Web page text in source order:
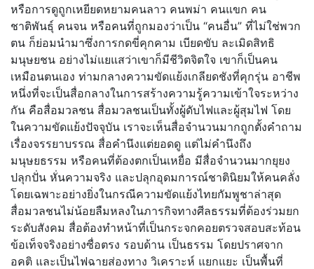
หรือการดูถูกเหยียดหยามคนลาว คนพม่า คนแขก คน
ชาติพันธุ์ คนจน หรือคนที่ถูกมองว่าเป็น “คนอื่น” ที่ไม่ใช่พวก
ตน ก็ย่อมนำมาซึ่งการกดขี่คุกคาม เบียดขับ ละเมิดสิทธิ
มนุษยชน อย่างไม่แยแสว่าเขาก็มีชีวิตจิตใจ เขาก็เป็นคน
เหมือนตนเอง ท่ามกลางความขัดแย้งเกลียดชังที่คุกรุ่น อาชีพ
หนึ่งที่จะเป็นสื่อกลางในการสร้างความรู้ความเข้าใจระหว่าง
กัน คือสื่อมวลชน สื่อมวลชนเป็นทั้งผู้ดับไฟและผู้สุมไฟ โดย
ในความขัดแย้งปัจจุบัน เราจะเห็นสื่อจำนวนมากถูกตั้งคำถาม
เรื่องจรรยาบรรณ สื่อคำนึงแต่ยอดดู แต่ไม่คำนึงถึง
มนุษยธรรม หรือคนที่ต้องตกเป็นเหยื่อ มีสื่อจำนวนมากยุยง
ปลุกปั่น หั่นความจริง และปลุกอุดมการณ์ชาตินิยมให้คนคลั่ง
โดยเฉพาะอย่างยิ่งในกรณีความขัดแย้งไทยกัมพูชาล่าสุด
สื่อมวลชนไม่น้อยลืมหลงในภารกิจทางศีลธรรมที่ต้องร่วมยก
ระดับสังคม สื่อต้องทำหน้าที่เป็นกระจกคอยตรวจสอบสะท้อน
ข้อเท็จจริงอย่างซื่อตรง รอบด้าน เป็นธรรม โดยปราศจาก
อคติ และเป็นไฟฉายส่องทาง วิเคราะห์ แยกแยะ เป็นพื้นที่